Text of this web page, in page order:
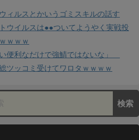
ィルスとかいうゴミスキルの話す
イルスは●●ついてようやく実戦投
ｗｗｗ
い便利なだけで強鯖ではないな」
ッコミ受けてワロタｗｗｗｗ